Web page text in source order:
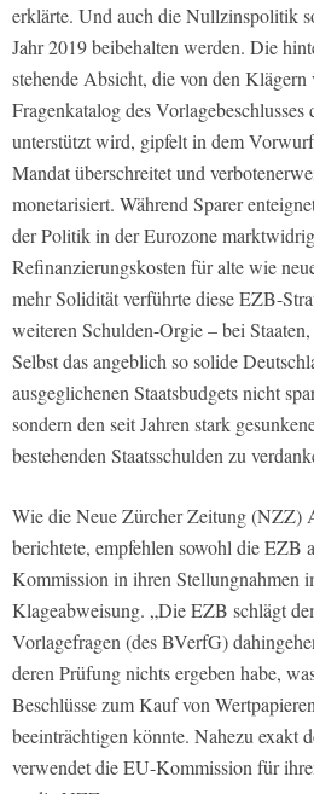
erklärte. Und auch die Nullzinspolitik
Jahr 2019 beibehalten werden. Die
stehende Absicht, die von den
Fragenkatalog des
unterstützt wird, gipfelt in dem
Mandat überschreitet und
monetarisiert. Während Sparer
der Politik in der Eurozone
Refinanzierungskosten für alte wie
mehr Solidität verführte diese EZB-
weiteren Schulden-Orgie – bei
Selbst das angeblich so solide
ausgeglichenen Staatsbudgets nicht
sondern den seit Jahren stark
bestehenden Staatsschulden zu
Wie die Neue Zürcher Zeitung (NZZ)
berichtete, empfehlen sowohl die EZB
Kommission in ihren Stellungnahmen
Klageabweisung. „Die EZB schlägt
Vorlagefragen (des BVerfG)
deren Prüfung nichts ergeben habe,
Beschlüsse zum Kauf von
beeinträchtigen könnte. Nahezu exakt
verwendet die EU-Kommission für